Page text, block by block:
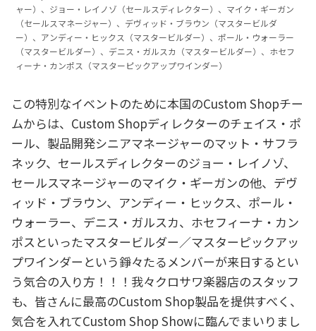
ャー）、ジョー・レイノゾ（セールスディレクター）、マイク・ギーガン
（セールスマネージャー）、デヴィッド・ブラウン（マスタービルダ
ー）、アンディー・ヒックス（マスタービルダー）、ポール・ウォーラー
（マスタービルダー）、デニス・ガルスカ（マスタービルダー）、ホセフ
ィーナ・カンポス（マスターピックアップワインダー）
この特別なイベントのために本国のCustom Shopチー
ムからは、Custom Shopディレクターのチェイス・ポ
ール、製品開発シニアマネージャーのマット・サフラ
ネック、セールスディレクターのジョー・レイノゾ、
セールスマネージャーのマイク・ギーガンの他、デヴ
ィッド・ブラウン、アンディー・ヒックス、ポール・
ウォーラー、デニス・ガルスカ、ホセフィーナ・カン
ポスといったマスタービルダー／マスターピックアッ
プワインダーという錚々たるメンバーが来日するとい
う気合の入り方！！！我々クロサワ楽器店のスタッフ
も、皆さんに最高のCustom Shop製品を提供すべく、
気合を入れてCustom Shop Showに臨んでまいりまし